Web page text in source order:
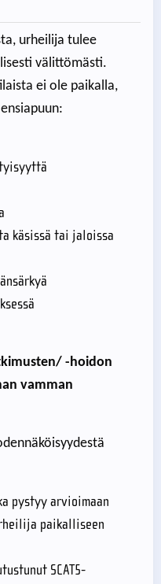
urheilija tulee
välittömästi.
ei ole paikalla,
käsissä tai jaloissa
-hoidon
vamman
pystyy arvioimaan
paikalliseen
SCAT5-